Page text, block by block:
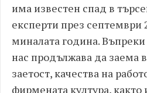
има известен спад в
експерти през септември
миналата година. Въпреки
нас продължава да заема
заетост, качества на
фирмената култура, както